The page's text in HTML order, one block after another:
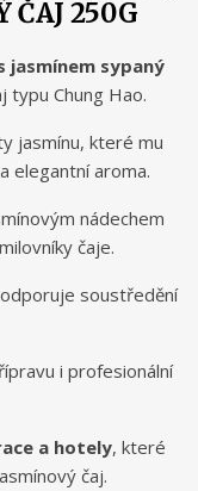
ČAJ 250G
jasmínem sypaný
typu Chung Hao.
jasmínu, které mu
elegantní aroma.
nádechem
čaje.
soustředění
i profesionální
a hotely, které
čaj.